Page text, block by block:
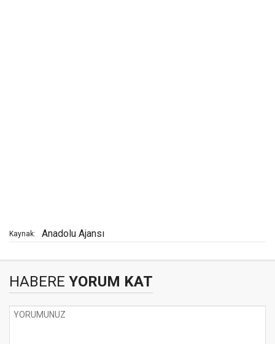
Kaynak: Anadolu Ajansı
HABERE YORUM KAT